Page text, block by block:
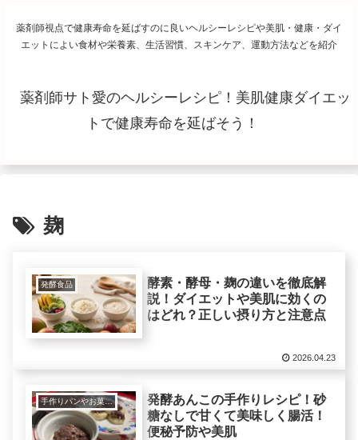
薬剤師視点で健康寿命を延ばすのに良いヘルシーレシピや美肌・健康・ダイ
エットによい食材や栄養素、生活習慣、スキンケア、運動方法などを紹介
薬剤師サト愛のヘルシーレシピ！美肌健康ダイエッ
トで健康寿命を延ばそう！
麹
発酵食品
酵素・酵母・麹の違いを徹底解
説！ダイエットや美肌に効くの
はどれ？正しい摂り方と注意点
2026.04.23
手作りパンやお菓子など
発酵あんこの手作りレシピ！砂
糖なしで甘くて美味しく腸活！
便秘予防や美肌